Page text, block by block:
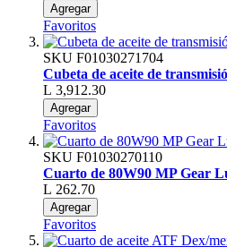
Agregar
Favoritos
SKU F01030271704
Cubeta de aceite de
L 3,912.30
Agregar
Favoritos
SKU F01030270110
Cuarto de 80W90 MP Gear
L 262.70
Agregar
Favoritos